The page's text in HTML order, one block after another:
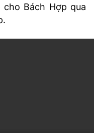
Bách Hợp qua